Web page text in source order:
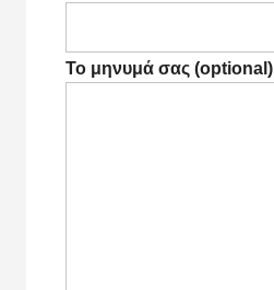
Το μηνυμά σας (optional)